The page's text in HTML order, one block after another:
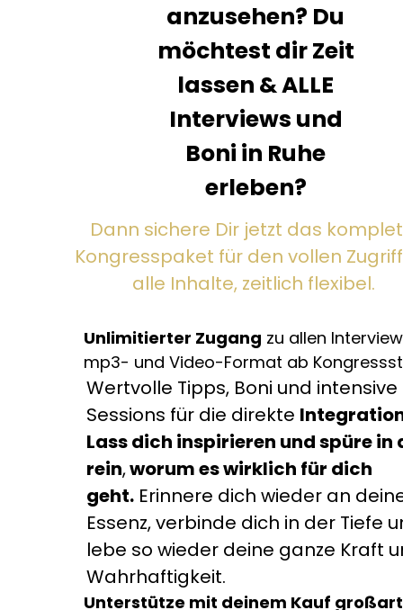
anzusehen? Du
möchtest dir Zeit
lassen & ALLE
Interviews und
Boni in Ruhe
erleben?
Dann sichere Dir jetzt das
Kongresspaket für den vollen
alle Inhalte, zeitlich flexibel.
Unlimitierter Zugang zu allen
mp3- und Video-Format ab
Wertvolle Tipps, Boni und intensive
Sessions für die direkte
Lass dich inspirieren und spüre in
rein,worum es wirklich für dich
geht. Erinnere dich wieder an
Essenz, verbinde dich in der Tiefe
lebe so wieder deine ganze Kraft
Wahrhaftigkeit.
Unterstütze mit deinem Kauf